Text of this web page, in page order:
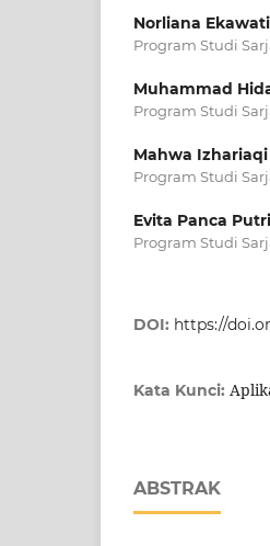
Norliana Ekawati
Program Studi
Muhammad
Program Studi
Mahwa Izhariaqi
Program Studi
Evita Panca
Program Studi
DOI: https://
Kata Kunci:
ABSTRAK